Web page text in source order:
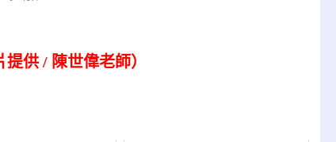
提供 / 陳世偉老師）